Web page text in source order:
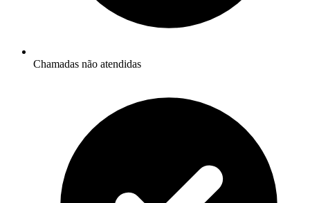
Chamadas não atendidas